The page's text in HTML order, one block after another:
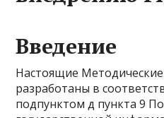
Введение
Настоящие
разработаны в
подпунктом д пункта 9